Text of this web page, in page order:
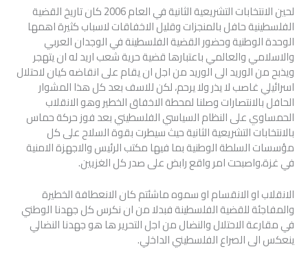
لحين الانتخابات التشريعية الثانية في العام 2006 كان تاريخ القضية
الفلسطينية حافل بالمنجزات وقليل الاخفاقات لاسباب كثيرة اهمها
الوحدة الوطنية وحضور القضية الفلسطينة في الوجدان العربي
والاسلامي والعالمي باعتبارها قضية حرية شعب اريد له ان يتهجر
ويذبح من الوريد الى الوريد من اجل ان يقام على انقاضه كيان لاحتلال
اسرائيلي غاصب لا يذر ولا يرحم، لكن للاسف بعد كل هذا المشوار
الحافل بالانتصارات وصلنا لمحطة الاخفاق الخطير وهو الانقلاب
الحمساوي على النظام السياسي الفلسطيني بعد فوز حركة حماس
بالانتخابات التشريعية الثانية حيث سيطرت بقوة السلاح على كل
مؤسسات السلطة الوطنية بما فيها مكتب الرئيس والاجهزة الامنية
في غزة،واصبحت امر واقع رابض على صدر كل الغزيين.
الانقلاب او الانقسام او سموه ماشئتم كان الانعطافة الخطيرة
والمفاجئة للقضية الفلسطينة فبدلا من ان نكرس كل جهدنا الوطني
في مقارعة الاحتلال والنضال من اجل التحرير ها هو جهدنا النضالي
ينعكس الى الصراع الفلسطيني الداخلي.